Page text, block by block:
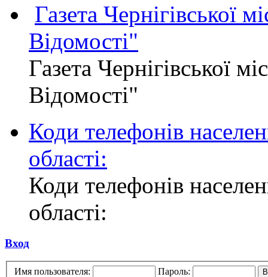
Газета Чернігівської
Відомості"
Газета Чернігівської
Відомості"
Коди телефонів
області:
Коди телефонів
області:
Вход
Имя пользователя: Пароль: